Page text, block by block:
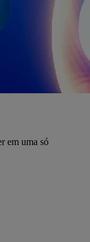
em uma só